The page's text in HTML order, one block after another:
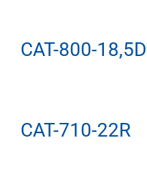
CAT-800-18,5D
CAT-710-22R